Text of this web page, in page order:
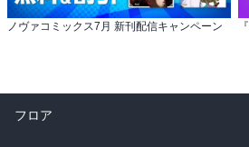
ノヴァコミックス7月 新刊配信キャンペーン
フロア